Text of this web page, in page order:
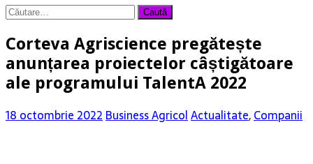
Caută
Corteva Agriscience pregătește
anunțarea proiectelor câștigătoare
ale programului TalentA 2022
18 octombrie 2022Business AgricolActualitate,Companii